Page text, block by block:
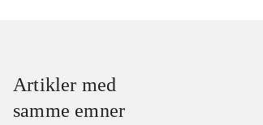
Artikler med
samme emner